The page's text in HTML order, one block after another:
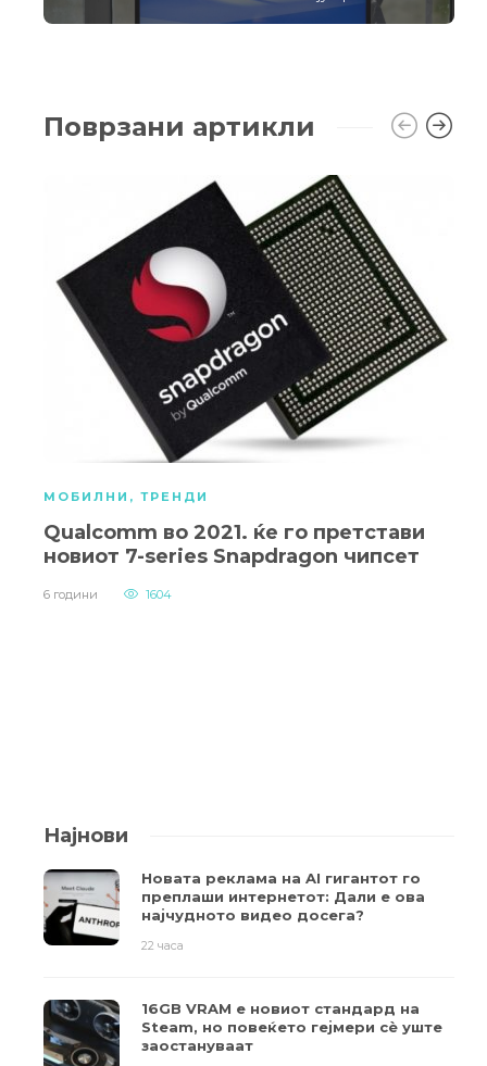
Поврзани артикли
МОБИЛНИ , ТРЕНДИ
Qualcomm во 2021. ќе го претстави
новиот 7-series Snapdragon чипсет
6 години 1604
Најнови
Новата реклама на AI гигантот го
преплаши интернетот: Дали е ова
најчудното видео досега?
22 часа
16GB VRAM е новиот стандард на
Steam, но повеќето гејмери ​​сè уште
заостануваат